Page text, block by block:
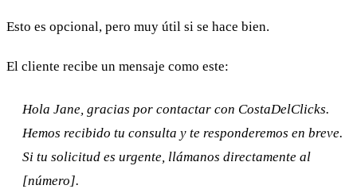
Esto es opcional, pero muy útil si se hace bien.
El cliente recibe un mensaje como este:
Hola Jane, gracias por contactar con CostaDelClicks.
Hemos recibido tu consulta y te responderemos en breve.
Si tu solicitud es urgente, llámanos directamente al
[número].